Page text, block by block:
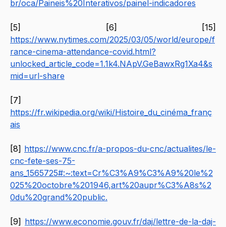
br/oca/Paineis%20Interativos/painel-indicadores
https://www.nytimes.com/2025/03/05/world/europe/f
rance-cinema-attendance-covid.html?
unlocked_article_code=1.1k4.NApV.GeBawxRg1Xa4&s
mid=url-share
https://fr.wikipedia.org/wiki/Histoire_du_cinéma_franç
ais
[8] https://www.cnc.fr/a-propos-du-cnc/actualites/le-
cnc-fete-ses-75-
ans_1565725#:~:text=Cr%C3%A9%C3%A9%20le%2
025%20octobre%201946,art%20aupr%C3%A8s%2
0du%20grand%20public.
[9] https://www.economie.gouv.fr/daj/lettre-de-la-daj-